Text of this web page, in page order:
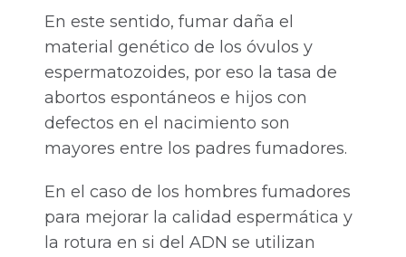
En este sentido, fumar daña el
material genético de los óvulos y
espermatozoides, por eso la tasa de
abortos espontáneos e hijos con
defectos en el nacimiento son
mayores entre los padres fumadores.
En el caso de los hombres fumadores
para mejorar la calidad espermática y
la rotura en si del ADN se utilizan